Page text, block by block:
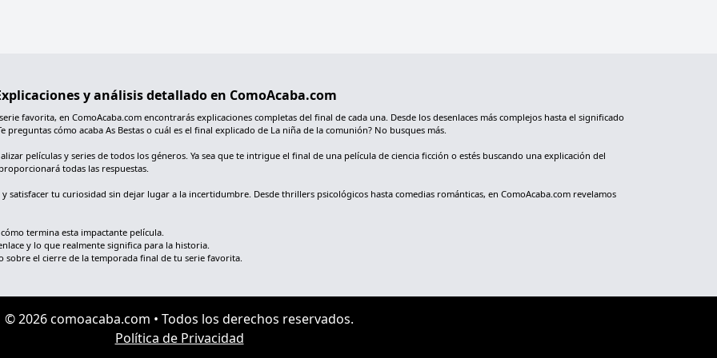
y análisis detallado en ComoAcaba.com
favorita, en ComoAcaba.com encontrarás explicaciones completas del final de cada una. Desde los desenlaces más complejos hasta el significado
cómo acaba As Bestas o cuál es el final explicado de La niña de la comunión? No busques más.
películas y series de todos los géneros. Ya sea que te intrigue el final de una película de ciencia ficción o estés buscando una explicación del
todas las respuestas.
satisfacer tu curiosidad sin dejar lugar a la incertidumbre. Desde thrillers psicológicos hasta comedias románticas, en ComoAcaba.com revelamos
termina esta impactante película.
y lo que realmente significa para la historia.
sobre el cierre de la temporada final de tu serie favorita.
© 2026 comoacaba.com • Todos los derechos reservados.
Política de Privacidad